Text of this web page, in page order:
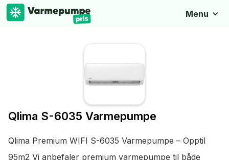
Menu
Qlima S-6035 Varmepumpe
Qlima Premium WIFI S-6035 Varmepumpe – Opptil
95m2 Vi anbefaler premium varmepumpe til både